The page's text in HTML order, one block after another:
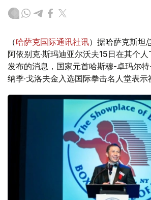
（哈萨克国际通讯社讯）据哈萨克斯坦
阿依别克·斯玛迪亚尔沃夫15日在其个
发布的消息，国家元首哈斯穆-卓玛尔特
纳季·戈洛夫金入选国际拳击名人堂表示